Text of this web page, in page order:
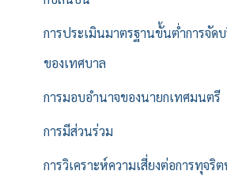
การประเมินมาตรฐานขั้นต่ำการจัด
ของเทศบาล
การมอบอำนาจของนายกเทศมนตรี
การมีส่วนร่วม
การวิเคราะห์ความเสี่ยงต่อการทุจริ